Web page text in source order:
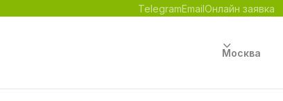
TelegramEmailОнлайн заявка
Москва